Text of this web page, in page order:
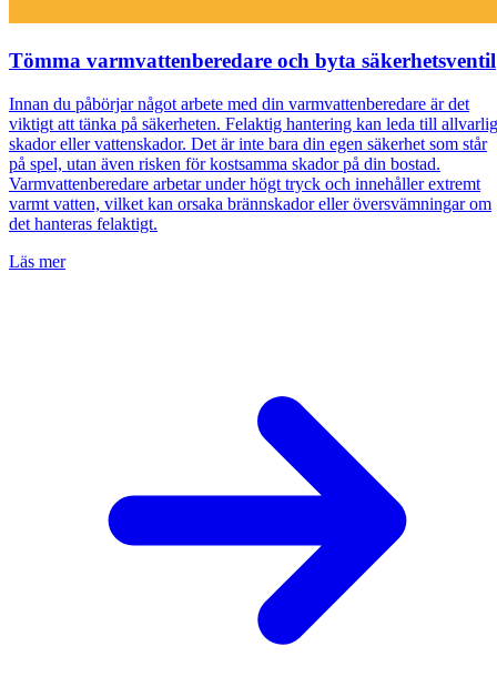
Tömma varmvattenberedare och byta säkerhetsventil
Innan du påbörjar något arbete med din varmvattenberedare är det
viktigt att tänka på säkerheten. Felaktig hantering kan leda till
skador eller vattenskador. Det är inte bara din egen säkerhet som står
på spel, utan även risken för kostsamma skador på din bostad.
Varmvattenberedare arbetar under högt tryck och innehåller extremt
varmt vatten, vilket kan orsaka brännskador eller översvämningar om
det hanteras felaktigt.
Läs mer